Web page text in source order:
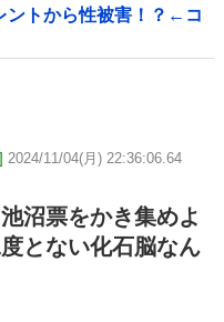
ントから性被害！？←コ
2024/11/04(月) 22:36:06.64
沼票をかき集めよ
とない化石脳なん